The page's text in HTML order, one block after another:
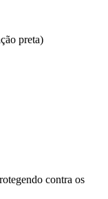
preta)
contra os